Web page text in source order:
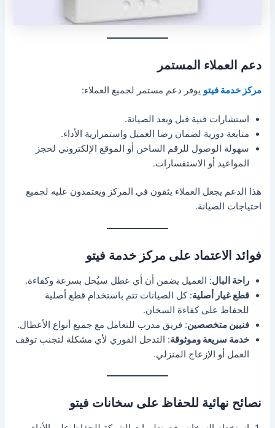
دعم العملاء المستمر
مركز خدمة فيتو يوفر دعم مستمر لجميع العملاء:
استشارات فنية قبل وبعد الصيانة.
متابعة دورية لضمان رضا العميل واستمرارية الأداء.
سهولة الوصول للرقم الساخن أو الموقع الإلكتروني لحجز
المواعيد أو الاستفسارات.
هذا الدعم يجعل العملاء يثقون في المركز ويعتمدون عليه لجميع
احتياجات الصيانة.
فوائد الاعتماد على مركز خدمة فيتو
راحة البال: العميل يضمن أن أي عطل سيُحل بسرعة وكفاءة.
قطع غيار أصلية: كل الصيانات تتم باستخدام قطع أصلية
للحفاظ على كفاءة السخان.
فنيين متخصصين: فريق مدرب للتعامل مع جميع أنواع الأعطال.
خدمة سريعة وموثوقة: التدخل الفوري لأي مشكلة لتجنب توقف
العمل أو الإزعاج المنزلي.
نصائح نهائية للحفاظ على سخانات فيتو